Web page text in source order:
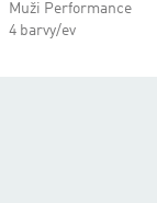
Muži Performance
4 barvy/ev